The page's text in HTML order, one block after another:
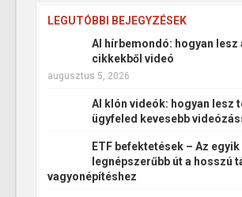
LEGUTÓBBI BEJEGYZÉSEK
AI hírbemondó: hogyan
cikkekből videó
augusztus 5, 2026
AI klón videók: hogyan lesz
ügyfeled kevesebb
ETF befektetések – Az egyik
legnépszerűbb út a hosszú
vagyonépítéshez